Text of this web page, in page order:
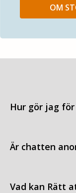
OM
Hur gör jag
Är chatten
Vad kan Rätt